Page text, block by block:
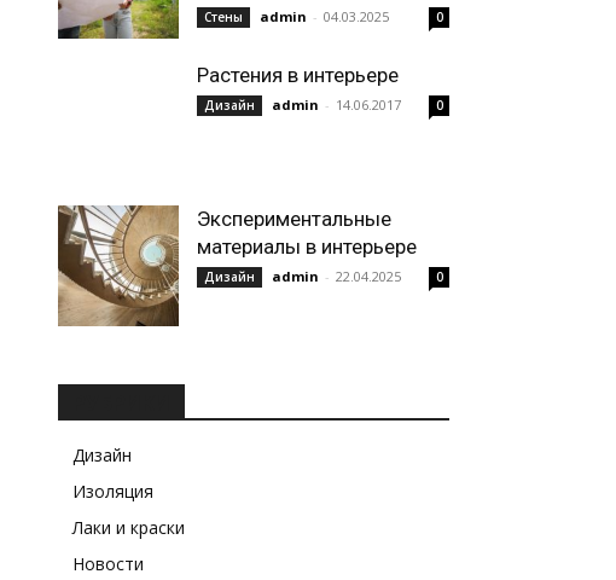
Стены admin - 04.03.2025 0
Растения в интерьере
Дизайн admin - 14.06.2017 0
Экспериментальные
материалы в интерьере
Дизайн admin - 22.04.2025 0
Дизайн
Изоляция
Лаки и краски
Новости